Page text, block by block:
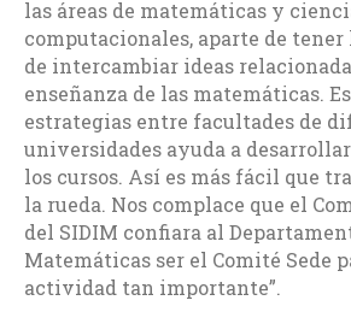
las áreas de matemáticas y
computacionales, aparte de
de intercambiar ideas
enseñanza de las matemáticas.
estrategias entre facultades de
universidades ayuda a
los cursos. Así es más fácil que
la rueda. Nos complace que el
del SIDIM confiara al
Matemáticas ser el Comité Sede
actividad tan importante”.